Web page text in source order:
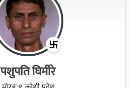
पशुपति घिमीरे